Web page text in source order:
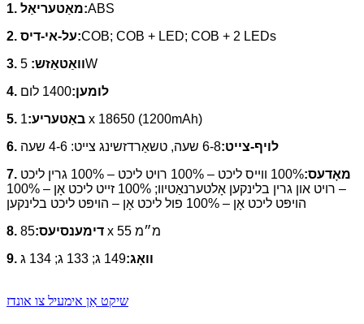
1. מאַטעריאַל:ABS
2. על-אי-דיס:COB; COB + LED; COB + 2 LEDs
3. וואַטאַזש:5W
4. לומען:1400 לום
5. באַטעריע: 1 x 18650 (1200mAh)
6. לויף-צייט:6-8 שעה, טשאַרדזשינג צייט: 4-6 שעה
7. מאָדעס:
100% ווייס ליכט – 100% רויט ליכט – 100% גרין ליכט
– רויט און גרין בלינקען אָלטערנאַטיוו; 100% זייט ליכט אָן – 100%
הויפּט ליכט אָן – 100% פול ליכט אָן – הויפּט ליכט בלינקען
8. דימענסיעס:
85 x 55 מ״מ
9. וואָג:149 ג; 133 ג; 134 ג
שיקט אַן אימעיל צו אונדז